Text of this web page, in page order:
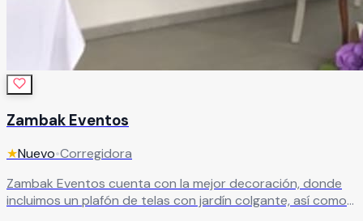
Zambak Eventos
★Nuevo•Corregidora
Zambak Eventos cuenta con la mejor decoración, donde
incluimos un plafón de telas con jardín colgante, así como